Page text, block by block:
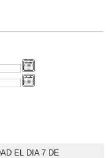
EL DIA 7 DE